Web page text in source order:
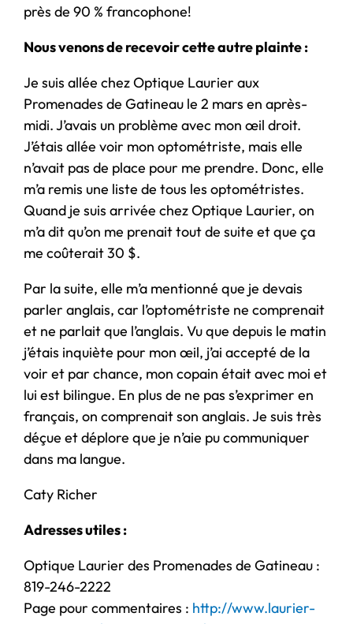
près de 90 % francophone!
Nous venons de recevoir cette autre plainte :
Je suis allée chez Optique Laurier aux
Promenades de Gatineau le 2 mars en après-
midi. J’avais un problème avec mon œil droit.
J’étais allée voir mon optométriste, mais elle
n’avait pas de place pour me prendre. Donc, elle
m’a remis une liste de tous les optométristes.
Quand je suis arrivée chez Optique Laurier, on
m’a dit qu’on me prenait tout de suite et que ça
me coûterait 30 $.
Par la suite, elle m’a mentionné que je devais
parler anglais, car l’optométriste ne comprenait
et ne parlait que l’anglais. Vu que depuis le matin
j’étais inquiète pour mon œil, j’ai accepté de la
voir et par chance, mon copain était avec moi et
lui est bilingue. En plus de ne pas s’exprimer en
français, on comprenait son anglais. Je suis très
déçue et déplore que je n’aie pu communiquer
dans ma langue.
Caty Richer
Adresses utiles :
Optique Laurier des Promenades de Gatineau :
819-246-2222
Page pour commentaires : http://www.laurier-